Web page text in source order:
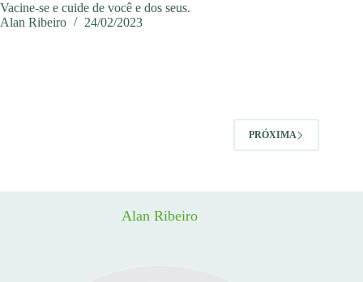
Vacine-se e cuide de você e dos seus.
Alan Ribeiro
24/02/2023
PRÓXIMA
Alan Ribeiro